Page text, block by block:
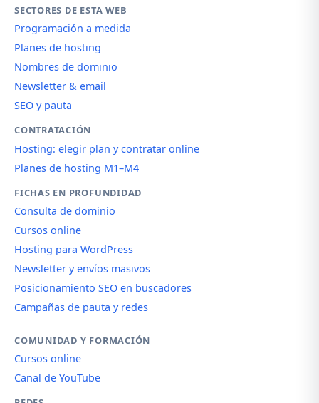
SECTORES DE ESTA WEB
Programación a medida
Planes de hosting
Nombres de dominio
Newsletter & email
SEO y pauta
CONTRATACIÓN
Hosting: elegir plan y contratar online
Planes de hosting M1–M4
FICHAS EN PROFUNDIDAD
Consulta de dominio
Cursos online
Hosting para WordPress
Newsletter y envíos masivos
Posicionamiento SEO en buscadores
Campañas de pauta y redes
COMUNIDAD Y FORMACIÓN
Cursos online
Canal de YouTube